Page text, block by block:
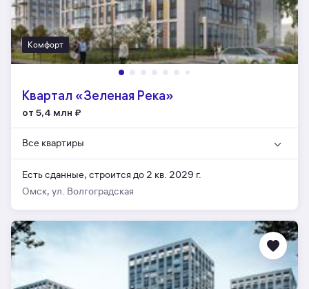
Комфорт
Квартал «Зеленая Река»
от 5,4 млн ₽
Все квартиры
Есть сданные, строится до 2 кв. 2029 г.
Омск, ул. Волгоградская